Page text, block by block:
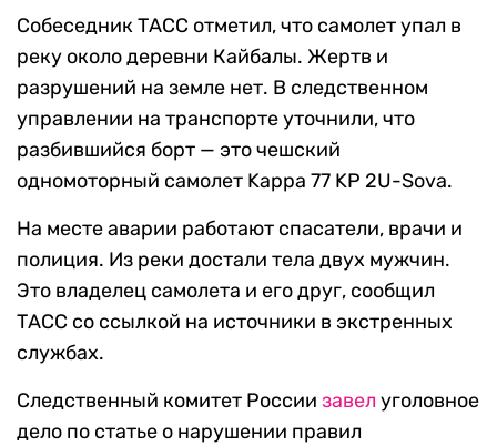
Собеседник ТАСС отметил, что самолет упал в
реку около деревни Кайбалы. Жертв и
разрушений на земле нет. В следственном
управлении на транспорте уточнили, что
разбившийся борт — это чешский
одномоторный самолет Kappa 77 KP 2U-Sova.
На месте аварии работают спасатели, врачи и
полиция. Из реки достали тела двух мужчин.
Это владелец самолета и его друг, сообщил
ТАСС со ссылкой на источники в экстренных
службах.
Следственный комитет России завел уголовное
дело по статье о нарушении правил